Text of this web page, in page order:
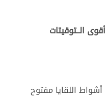
الــتوقيتات
أشواط اللقايا مفتوح